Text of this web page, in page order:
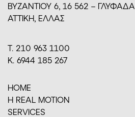
BYZANTIOY 6, 16 562 – ΓΛΥΦΑΔΑ
ΑΤΤΙΚΗ, ΕΛΛΑΣ
Τ. 210 963 1100
Κ. 6944 185 267
HOME
H REAL MOTION
SERVICES